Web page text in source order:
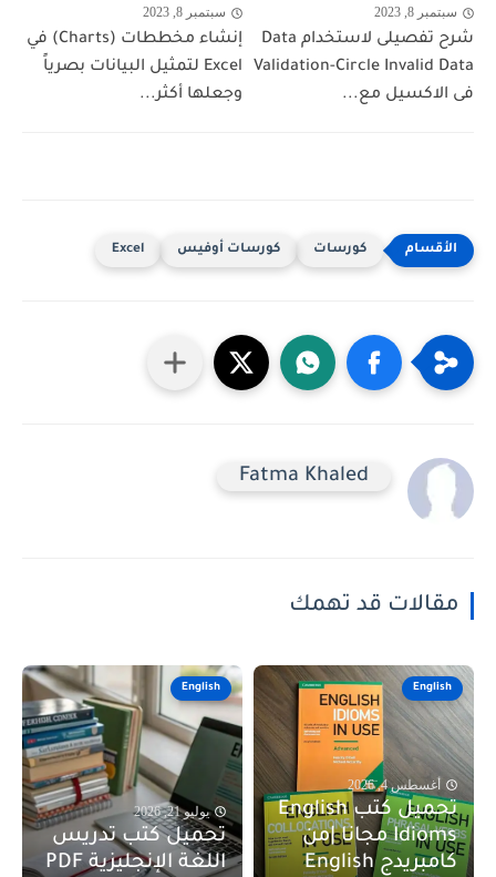
سبتمبر 8, 2023
شرح تفصيلى لاستخدام Data
Validation-Circle Invalid Data
فى الاكسيل مع...
سبتمبر 8, 2023
إنشاء مخططات (Charts) في
Excel لتمثيل البيانات بصرياً
وجعلها أكثر...
كورسات كورسات أوفيس Excel
Fatma Khaled
مقالات قد تهمك
English
أغسطس 4, 2026
تحميل كتب English
Idioms مجانا |من
كامبريدج English
English
يوليو 21, 2026
تحميل كتب تدريس
اللغة الإنجليزية PDF